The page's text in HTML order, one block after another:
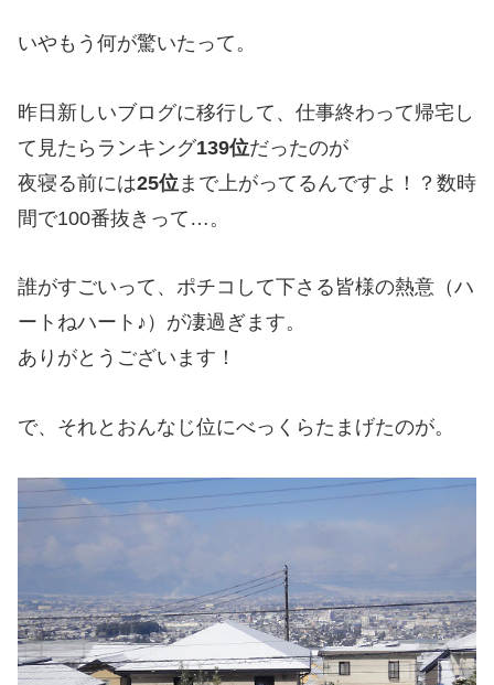
いやもう何が驚いたって。
昨日新しいブログに移行して、仕事終わって帰宅し
て見たらランキング139位だったのが
夜寝る前には25位 まで上がってるんですよ！？数時
間で100番抜きって…。
誰がすごいって、ポチコして下さる皆様の熱意（ハ
ートねハート♪）が凄過ぎます。
ありがとうございます！
で、それとおんなじ位にべっくらたまげたのが。